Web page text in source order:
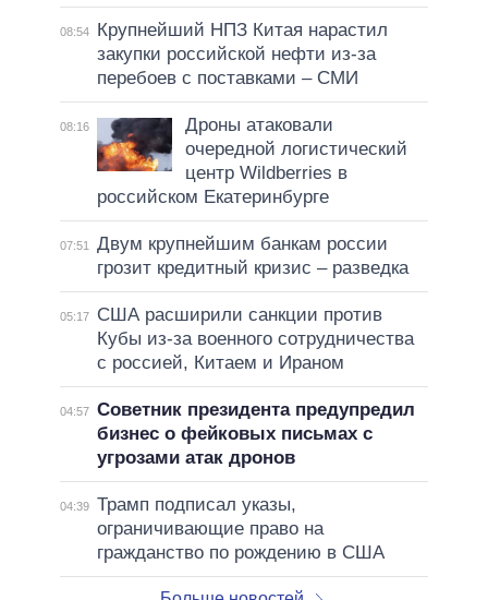
08:54
Крупнейший НПЗ Китая нарастил
закупки российской нефти из-за
перебоев с поставками – СМИ
08:16
Дроны атаковали
очередной логистический
центр Wildberries в
российском Екатеринбурге
07:51
Двум крупнейшим банкам россии
грозит кредитный кризис – разведка
05:17
США расширили санкции против
Кубы из-за военного сотрудничества
с россией, Китаем и Ираном
04:57 Советник президента предупредил
бизнес о фейковых письмах с
угрозами атак дронов
04:39 Трамп подписал указы,
ограничивающие право на
гражданство по рождению в США